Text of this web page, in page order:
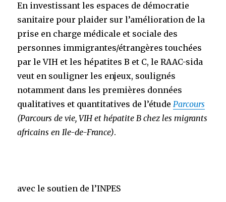
En investissant les espaces de démocratie
sanitaire pour plaider sur l’amélioration de la
prise en charge médicale et sociale des
personnes immigrantes/étrangères touchées
par le VIH et les hépatites B et C, le RAAC-sida
veut en souligner les enjeux, soulignés
notamment dans les premières données
qualitatives et quantitatives de l’étudeParcours
(Parcours de vie, VIH et hépatite B chez les migrants
africains en Ile-de-France).
avec le soutien de l’INPES